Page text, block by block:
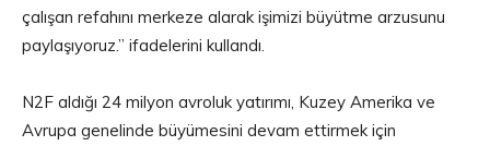
çalışan refahını merkeze alarak işimizi büyütme arzusunu
paylaşıyoruz.” ifadelerini kullandı.
N2F aldığı 24 milyon avroluk yatırımı, Kuzey Amerika ve
Avrupa genelinde büyümesini devam ettirmek için